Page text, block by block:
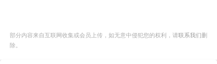
部分内容来自互联网收集或会员上传，如无意中侵犯您的权利，请联系我们删
除。